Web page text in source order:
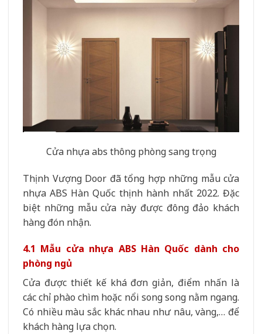
Cửa nhựa abs thông phòng sang trọng
Thịnh Vượng Door đã tổng hợp những mẫu cửa
nhựa ABS Hàn Quốc thịnh hành nhất 2022. Đặc
biệt những mẫu cửa này được đông đảo khách
hàng đón nhận.
4.1 Mẫu cửa nhựa ABS Hàn Quốc dành cho
phòng ngủ
Cửa được thiết kế khá đơn giản, điểm nhấn là
các chỉ phào chìm hoặc nổi song song nằm ngang.
Có nhiều màu sắc khác nhau như nâu, vàng,… để
khách hàng lựa chọn.